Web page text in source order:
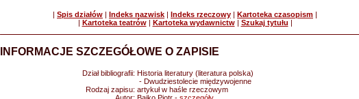
| Spis działów | Indeks nazwisk | Indeks rzeczowy | Kartoteka czasopism |
| Kartoteka teatrów| Kartoteka wydawnictw| Szukaj tytułu |
INFORMACJE SZCZEGÓŁOWE O ZAPISIE
Dział bibliografii: Historia literatury (literatura polska)
- Dwudziestolecie międzywojenne
Rodzaj zapisu: artykuł w haśle rzeczowym